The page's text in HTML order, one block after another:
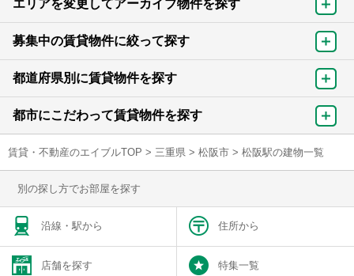
エリアを変更してアーカイブ物件を探す
募集中の賃貸物件に絞って探す
都道府県別に賃貸物件を探す
都市にこだわって賃貸物件を探す
賃貸・不動産のエイブルTOP > 三重県 > 松阪市 > 松阪駅の建物一覧
別の探し方でお部屋を探す
沿線・駅から 住所から
店舗を探す 特集一覧